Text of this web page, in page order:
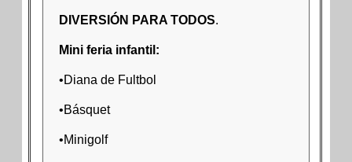
DIVERSIÓN PARA TODOS.
Mini feria infantil:
•Diana de Fultbol
•Básquet
•Minigolf